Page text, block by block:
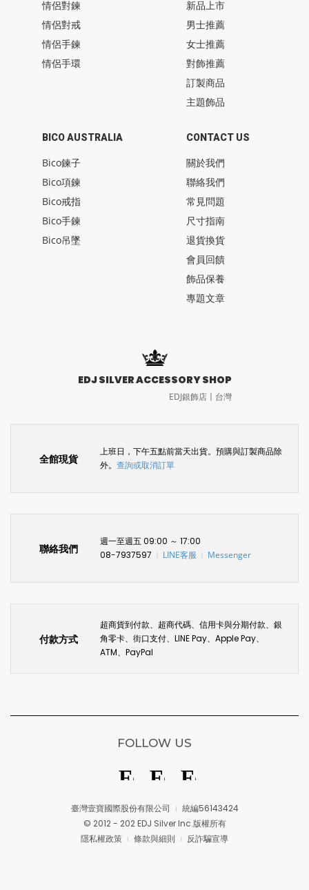
情侶對鍊
情侶對戒
情侶手鍊
情侶手環
BICO AUSTRALIA
Bico鍊子
Bico項鍊
Bico戒指
Bico手鍊
Bico吊墜
新品上市
男士推薦
女士推薦
對飾推薦
訂製商品
主題飾品
CONTACT US
關於我們
聯絡我們
常見問題
尺寸指南
退貨換貨
會員回饋
飾品保養
專題文章
EDJ SILVER ACCESSORY SHOP
EDJ銀飾店〡台灣
全館現貨
上班日，下午五點前當天出貨。預購與訂製商品除
外。 查詢或取消訂單
聯絡我們
週一至週五 09:00 ～ 17:00
08-7937597
LINE客服 Messenger
付款方式
超商貨到付款、超商代碼、信用卡與分期付款、銀
角零卡、街口支付、LINE Pay、Apple Pay、
ATM、PayPal
臺灣壹寶國際股份有限公司
統編56143424
© 2012 - 202 EDJ Silver Inc.版權所有
隱私權政策
條款與細則 反詐騙宣導
FOLLOW US